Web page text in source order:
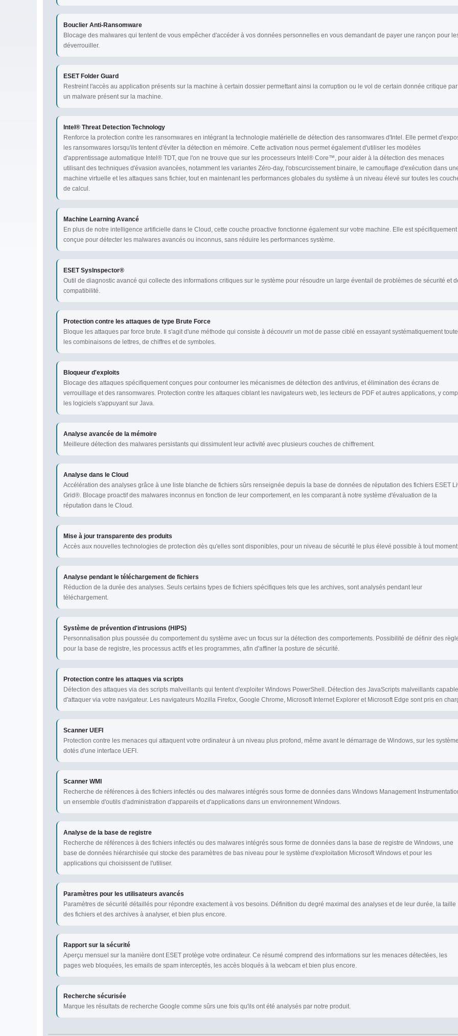
Bouclier Anti-Ransomware
Blocage des malwares qui tentent de vous empêcher d'accéder à vos données personnelles en vous demandant de payer une rançon pour
déverrouiller.
ESET Folder Guard
Restreint l'accès au application présents sur la machine à certain dossier permettant ainsi la corruption ou le vol de certain donnée critique par
un malware présent sur la machine.
Intel® Threat Detection Technology
Renforce la protection contre les ransomwares en intégrant la technologie matérielle de détection des ransomwares d'Intel. Elle permet
les ransomwares lorsqu'ils tentent d'éviter la détection en mémoire. Cette activation nous permet également d'utiliser les modèles
d'apprentissage automatique Intel® TDT, que l'on ne trouve que sur les processeurs Intel® Core™, pour aider à la détection des menaces
utilisant des techniques d'évasion avancées, notamment les variantes Zéro-day, l'obscurcissement binaire, le camouflage d'exécution dans
machine virtuelle et les attaques sans fichier, tout en maintenant les performances globales du système à un niveau élevé sur toutes les
de calcul.
Machine Learning Avancé
En plus de notre intelligence artificielle dans le Cloud, cette couche proactive fonctionne également sur votre machine. Elle est spécifiquement
conçue pour détecter les malwares avancés ou inconnus, sans réduire les performances système.
ESET SysInspector®
Outil de diagnostic avancé qui collecte des informations critiques sur le système pour résoudre un large éventail de problèmes de sécurité et
compatibilité.
Protection contre les attaques de type Brute Force
Bloque les attaques par force brute. Il s'agit d'une méthode qui consiste à découvrir un mot de passe ciblé en essayant systématiquement
les combinaisons de lettres, de chiffres et de symboles.
Bloqueur d'exploits
Blocage des attaques spécifiquement conçues pour contourner les mécanismes de détection des antivirus, et élimination des écrans de
verrouillage et des ransomwares. Protection contre les attaques ciblant les navigateurs web, les lecteurs de PDF et autres applications, y
les logiciels s'appuyant sur Java.
Analyse avancée de la mémoire
Meilleure détection des malwares persistants qui dissimulent leur activité avec plusieurs couches de chiffrement.
Analyse dans le Cloud
Accélération des analyses grâce à une liste blanche de fichiers sûrs renseignée depuis la base de données de réputation des fichiers ESET
Grid®. Blocage proactif des malwares inconnus en fonction de leur comportement, en les comparant à notre système d'évaluation de la
réputation dans le Cloud.
Mise à jour transparente des produits
Accès aux nouvelles technologies de protection dès qu'elles sont disponibles, pour un niveau de sécurité le plus élevé possible à tout
Analyse pendant le téléchargement de fichiers
Réduction de la durée des analyses. Seuls certains types de fichiers spécifiques tels que les archives, sont analysés pendant leur
téléchargement.
Système de prévention d'intrusions (HIPS)
Personnalisation plus poussée du comportement du système avec un focus sur la détection des comportements. Possibilité de définir des
pour la base de registre, les processus actifs et les programmes, afin d'affiner la posture de sécurité.
Protection contre les attaques via scripts
Détection des attaques via des scripts malveillants qui tentent d'exploiter Windows PowerShell. Détection des JavaScripts malveillants
d'attaquer via votre navigateur. Les navigateurs Mozilla Firefox, Google Chrome, Microsoft Internet Explorer et Microsoft Edge sont pris en
Scanner UEFI
Protection contre les menaces qui attaquent votre ordinateur à un niveau plus profond, même avant le démarrage de Windows, sur les
dotés d'une interface UEFI.
Scanner WMI
Recherche de références à des fichiers infectés ou des malwares intégrés sous forme de données dans Windows Management
un ensemble d'outils d'administration d'appareils et d'applications dans un environnement Windows.
Analyse de la base de registre
Recherche de références à des fichiers infectés ou des malwares intégrés sous forme de données dans la base de registre de Windows, une
base de données hiérarchisée qui stocke des paramètres de bas niveau pour le système d'exploitation Microsoft Windows et pour les
applications qui choisissent de l'utiliser.
Paramètres pour les utilisateurs avancés
Paramètres de sécurité détaillés pour répondre exactement à vos besoins. Définition du degré maximal des analyses et de leur durée, la taille
des fichiers et des archives à analyser, et bien plus encore.
Rapport sur la sécurité
Aperçu mensuel sur la manière dont ESET protège votre ordinateur. Ce résumé comprend des informations sur les menaces détectées, les
pages web bloquées, les emails de spam interceptés, les accès bloqués à la webcam et bien plus encore.
Recherche sécurisée
Marque les résultats de recherche Google comme sûrs une fois qu'ils ont été analysés par notre produit.